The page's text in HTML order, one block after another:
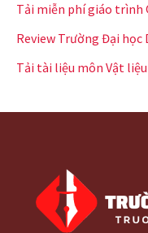
Tải miễn phí giáo trình
Review Trường Đại học
Tải tài liệu môn Vật